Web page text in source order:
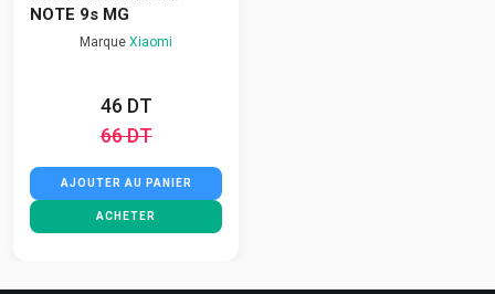
NOTE 9s MG
Marque Xiaomi
46 DT
66 DT
AJOUTER AU PANIER
ACHETER